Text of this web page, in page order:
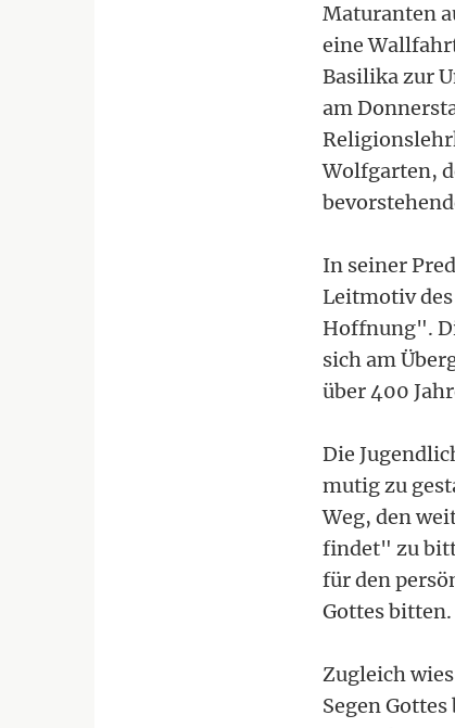
Maturanten
eine
Basilika zur
am
Wolfgarten,
In seiner
Leitmotiv
Hoffnung".
sich am
über 400
Die
mutig zu
Weg, den
findet" zu
für den
Gottes bitten.
Zugleich
Segen